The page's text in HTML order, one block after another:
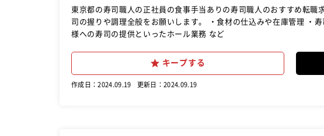
東京都の寿司職人の正社員の食事手当ありの寿司職人のおすすめ転職求人ならこれ！ 寿司職人・調
司の握りや調理全般をお願いします。 ・食材の仕込みや在庫管理 ・
様への寿司の提供といったホール業務 など
キープする
作成日：2024.09.19 更新日：2024.09.19